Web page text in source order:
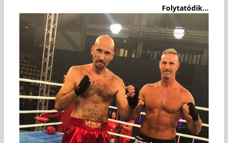
Folytatódik...